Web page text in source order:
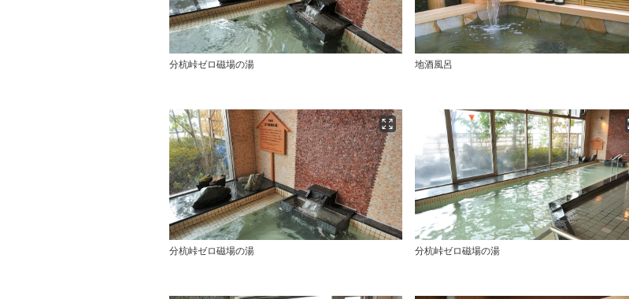
分杭峠ゼロ磁場の湯 地酒風呂
分杭峠ゼロ磁場の湯 分杭峠ゼロ磁場の湯